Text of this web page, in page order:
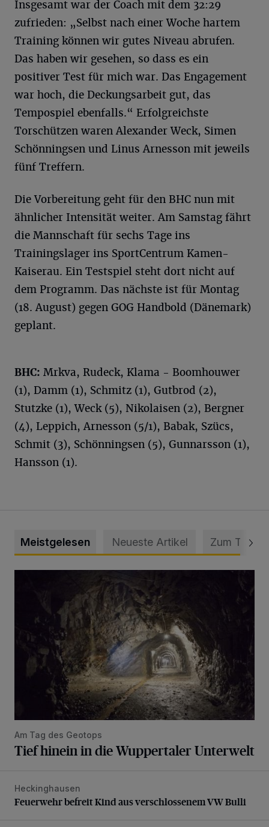
Insgesamt war der Coach mit dem 32:29
zufrieden: „Selbst nach einer Woche hartem
Training können wir gutes Niveau abrufen.
Das haben wir gesehen, so dass es ein
positiver Test für mich war. Das Engagement
war hoch, die Deckungsarbeit gut, das
Tempospiel ebenfalls.“ Erfolgreichste
Torschützen waren Alexander Weck, Simen
Schönningsen und Linus Arnesson mit jeweils
fünf Treffern.
Die Vorbereitung geht für den BHC nun mit
ähnlicher Intensität weiter. Am Samstag fährt
die Mannschaft für sechs Tage ins
Trainingslager ins SportCentrum Kamen-
Kaiserau. Ein Testspiel steht dort nicht auf
dem Programm. Das nächste ist für Montag
(18. August) gegen GOG Handbold (Dänemark)
geplant.
BHC: Mrkva, Rudeck, Klama - Boomhouwer
(1), Damm (1), Schmitz (1), Gutbrod (2),
Stutzke (1), Weck (5), Nikolaisen (2), Bergner
(4), Leppich, Arnesson (5/1), Babak, Szücs,
Schmit (3), Schönningsen (5), Gunnarsson (1),
Hansson (1).
Meistgelesen Neueste Artikel Zum Thema
Am Tag des Geotops
Tief hinein in die Wuppertaler Unterwelt
Feuerwehr befreit Kind aus verschlossenem VW Bulli
Heckinghausen
Feuerwehr befreit Kind aus verschlossenem VW Bulli